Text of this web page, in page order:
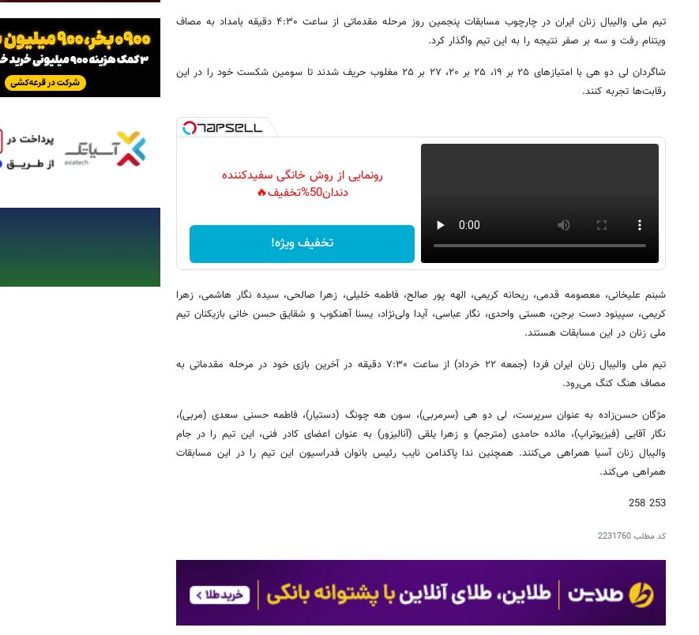
تیم ملی والیبال زنان ایران در چارچوب مسابقات پنجمین روز مرحله مقدماتی از ساعت ۴:۳۰ دقیقه بامداد به مصاف
ویتنام رفت و سه بر صفر نتیجه را به این تیم واگذار کرد.
شاگردان لی دو هی با امتیازهای ۲۵ بر ۱۹، ۲۵ بر ۲۰، ۲۷ بر ۲۵ مغلوب حریف شدند تا سومین شکست خود را در این
رقابت‌ها تجربه کنند.
رونمایی از روش خانگی سفیدکننده
دندان50%تخفیف🔥
تخفیف ویژه!
شبنم علیخانی، معصومه قدمی، ریحانه کریمی، الهه پور صالح، فاطمه خلیلی، زهرا صالحی، سیده نگار هاشمی، زهرا
کریمی، سپینود دست برجن، هستی واحدی، نگار عباسی، آیدا ولی‌نژاد، یسنا آهنکوب و شقایق حسن خانی بازیکنان تیم
ملی زنان در این مسابقات هستند.
تیم ملی والیبال زنان ایران فردا (جمعه ۲۲ خرداد) از ساعت ۷:۳۰ دقیقه در آخرین بازی خود در مرحله مقدماتی به
مصاف هنگ کنگ می‌رود.
مژگان حسن‌زاده به عنوان سرپرست، لی دو هی (سرمربی)، سون هه چونگ (دستیار)، فاطمه حسنی سعدی (مربی)،
نگار آقایی (فیزیوتراپ)، مائده حامدی (مترجم) و زهرا یلقی (آنالیزور) به عنوان اعضای کادر فنی، این تیم را در جام
والیبال زنان آسیا همراهی می‌کنند. همچنین ندا پاکدامن نایب رئیس بانوان فدراسیون این تیم را در این مسابقات
همراهی می‌کند.
253 258
کد مطلب2231760